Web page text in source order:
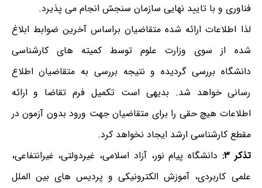
فناوری و با تایید نهایی سازمان سنجش انجام می پذیرد.
لذا اطلاعات ارائه شده متقاضیان براساس آخرین ضوابط ابلاغ
شده از سوی وزارت علوم توسط کمیته های کارشناسی
دانشگاه بررسی گردیده و نتیجه بررسی به متقاضیان اطلاع
رسانی خواهد شد. بدیهی است تکمیل فرم تقاضا و ارائه
اطلاعات هیچ حقی را برای متقاضیان جهت ورود بدون آزمون در
مقطع کارشناسی ارشد ایجاد نخواهد کرد.
تذکر ۳:
دانشگاه پیام نور، آزاد اسلامی، غیردولتی، غیرانتفاعی،
علمی کاربردی، آموزش الکترونیکی و پردیس های بین الملل